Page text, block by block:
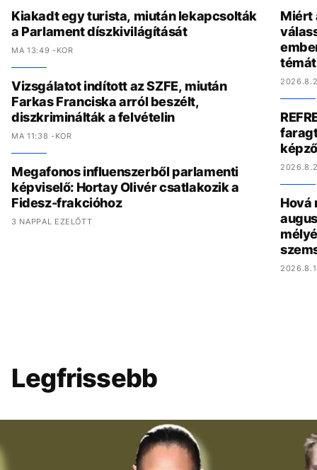
Kiakadt egy turista, miután lekapcsolták
a Parlament díszkivilágítását
MA 13:49 -KOR
Vizsgálatot indított az SZFE, miután
Farkas Franciska arról beszélt,
diszkriminálták a felvételin
MA 11:38 -KOR
Megafonos influenszerből parlamenti
képviselő: Hortay Olivér csatlakozik a
Fidesz-frakcióhoz
3 NAPPAL EZELŐTT
Miért
témát
Hová
Legfrissebb